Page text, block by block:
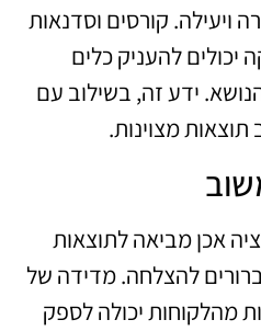
ויעילה. קורסים וסדנאות
יכולים להעניק כלים
ידע זה, בשילוב עם
תוצאות מצוינות.
אכן מביאה לתוצאות
להצלחה. מדידה של
מהלקוחות יכולה לספק